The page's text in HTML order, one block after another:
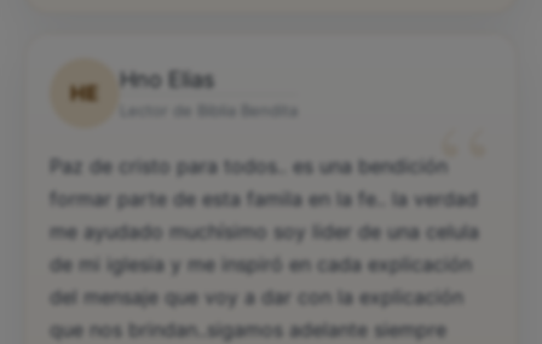
HE
Hno Elias
“
Paz de cristo para todos.. es una bendición
formar parte de esta famila en la fe.. la verdad
me ayudado muchísimo soy lider de una celula
de mi iglesia y me inspiró en cada explicación
del mensaje que voy a dar con la explicación
que nos brindan..sigamos adelante siempre